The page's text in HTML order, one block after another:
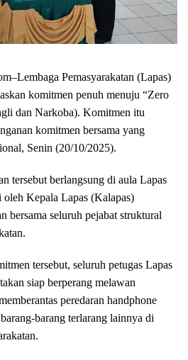
Pemasyarakatan (Lapas)
komitmen penuh menuju “Zero
dan Narkoba). Komitmen itu
komitmen bersama yang
Senin (20/10/2025).
tersebut berlangsung di aula Lapas
Kepala Lapas (Kalapas)
bersama seluruh pejabat struktural
tersebut, seluruh petugas Lapas
siap berperang melawan
peredaran handphone
barang terlarang lainnya di